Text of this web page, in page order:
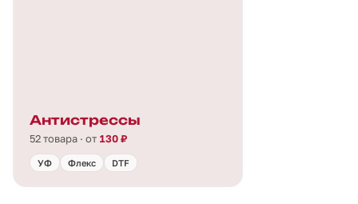
Антистрессы
52 товара · от 130 ₽
УФ Флекс DTF